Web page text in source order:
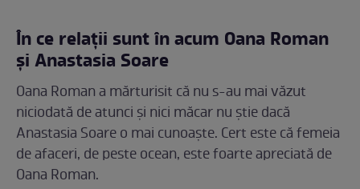
În ce relații sunt în acum Oana Roman
și Anastasia Soare
Oana Roman a mărturisit că nu s-au mai văzut
niciodată de atunci și nici măcar nu știe dacă
Anastasia Soare o mai cunoaște. Cert este că femeia
de afaceri, de peste ocean, este foarte apreciată de
Oana Roman.